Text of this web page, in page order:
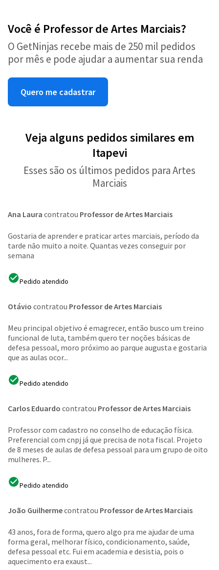
Você é Professor de Artes Marciais?
O GetNinjas recebe mais de 250 mil pedidos
por mês e pode ajudar a aumentar sua renda
Quero me cadastrar
Veja alguns pedidos similares em
Itapevi
Esses são os últimos pedidos para Artes
Marciais
Ana Laura contratou Professor de Artes Marciais
Gostaria de aprender e praticar artes marciais, período da
tarde não muito a noite. Quantas vezes conseguir por
semana
Pedido atendido
Otávio contratou Professor de Artes Marciais
Meu principal objetivo é emagrecer, então busco um treino
funcional de luta, também quero ter noções básicas de
defesa pessoal, moro próximo ao parque augusta e gostaria
que as aulas ocor...
Pedido atendido
Carlos Eduardo contratou Professor de Artes Marciais
Professor com cadastro no conselho de educação física.
Preferencial com cnpj já que precisa de nota fiscal. Projeto
de 8 meses de aulas de defesa pessoal para um grupo de oito
mulheres. P...
Pedido atendido
João Guilhermecontratou Professor de Artes Marciais
43 anos, fora de forma, quero algo pra me ajudar de uma
forma geral, melhorar físico, condicionamento, saúde,
defesa pessoal etc. Fui em academia e desistia, pois o
aquecimento era exaust...